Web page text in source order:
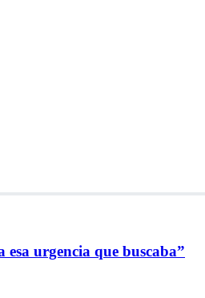
urgencia que buscaba”